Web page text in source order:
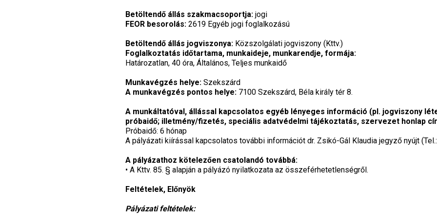
Betöltendő állás szakmacsoportja: jogi
FEOR besorolás: 2619 Egyéb jogi foglalkozású
Betöltendő állás jogviszonya: Közszolgálati jogviszony (Kttv.)
Foglalkoztatás időtartama, munkaideje, munkarendje, formája:
Határozatlan, 40 óra, Általános, Teljes munkaidő
Munkavégzés helye: Szekszárd
A munkavégzés pontos helye: 7100 Szekszárd, Béla király tér 8.
A munkáltatóval, állással kapcsolatos egyéb lényeges információ (pl. jogviszony
próbaidő; illetmény/fizetés, speciális adatvédelmi tájékoztatás, szervezet honlap
Próbaidő: 6 hónap
A pályázati kiírással kapcsolatos további információt dr. Zsikó-Gál Klaudia jegyző nyújt
A pályázathoz kötelezően csatolandó továbbá:
• A Kttv. 85. § alapján a pályázó nyilatkozata az összeférhetetlenségről.
Feltételek, Előnyök
Pályázati feltételek: